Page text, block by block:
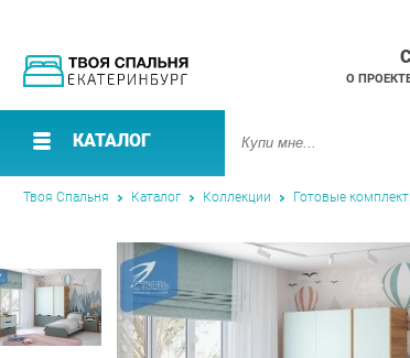
О
КАТАЛОГ
Твоя Спальня Каталог Коллекции Готовые